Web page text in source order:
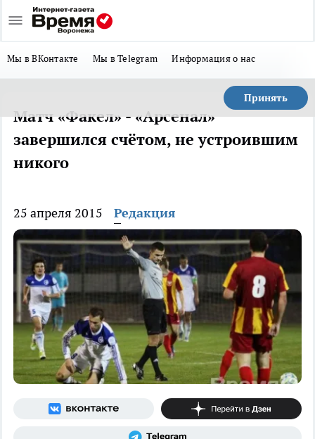
Мы в ВКонтакте Мы в Telegram Информация о нас
Принять
Матч «Факел» - «Арсенал»
завершился счётом, не устроившим
никого
25 апреля 2015 Редакция